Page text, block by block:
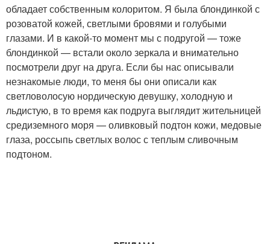
обладает собственным колоритом. Я была блондинкой с
розоватой кожей, светлыми бровями и голубыми
глазами. И в какой-то момент мы с подругой — тоже
блондинкой — встали около зеркала и внимательно
посмотрели друг на друга. Если бы нас описывали
незнакомые люди, то меня бы они описали как
светловолосую нордическую девушку, холодную и
льдистую, в то время как подруга выглядит жительницей
средиземного моря — оливковый подтон кожи, медовые
глаза, россыпь светлых волос с теплым сливочным
подтоном.